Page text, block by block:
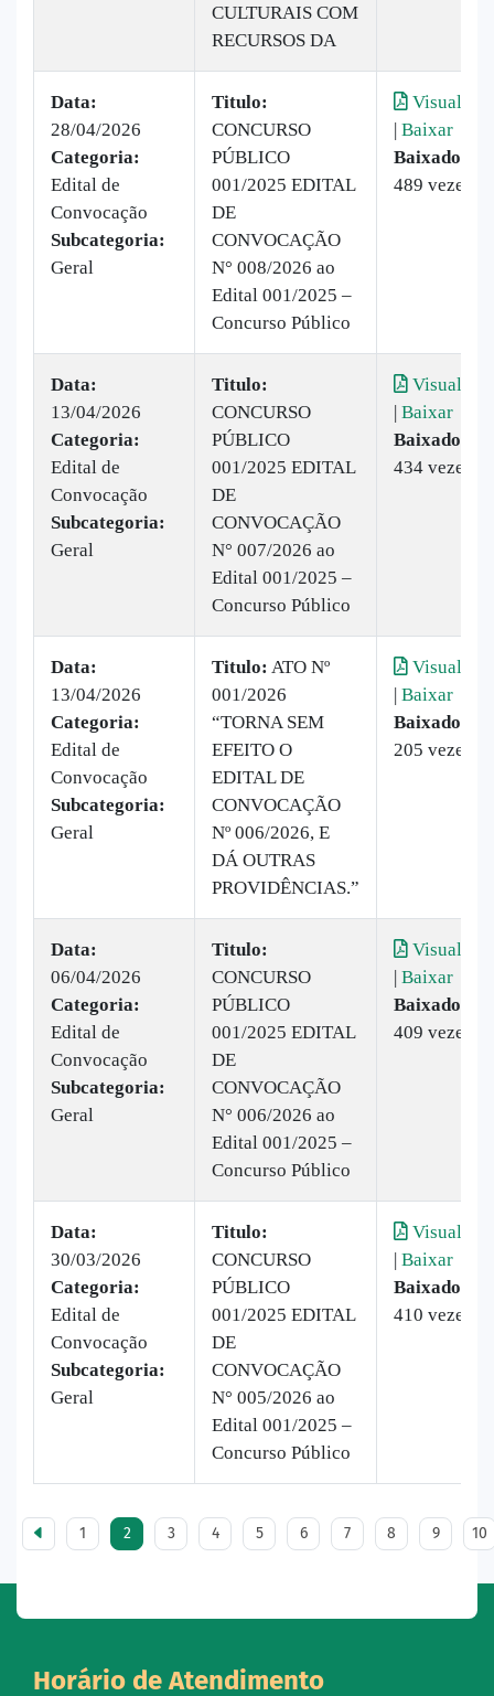
CULTURAIS COM
RECURSOS DA
Data:
28/04/2026
Categoria:
Edital de
Convocação
Subcategoria:
Geral
Titulo:
CONCURSO
PÚBLICO
001/2025 EDITAL
DE
CONVOCAÇÃO
N° 008/2026 ao
Edital 001/2025 –
Concurso Público
Visualizar
| Baixar
Baixado:
489 vezes
Data:
13/04/2026
Categoria:
Edital de
Convocação
Subcategoria:
Geral
Titulo:
CONCURSO
PÚBLICO
001/2025 EDITAL
DE
CONVOCAÇÃO
N° 007/2026 ao
Edital 001/2025 –
Concurso Público
Visualizar
| Baixar
Baixado:
434 vezes
Data:
13/04/2026
Categoria:
Edital de
Convocação
Subcategoria:
Geral
Titulo: ATO Nº
001/2026
“TORNA SEM
EFEITO O
EDITAL DE
CONVOCAÇÃO
Nº 006/2026, E
DÁ OUTRAS
PROVIDÊNCIAS.”
Visualizar
| Baixar
Baixado:
205 vezes
Data:
06/04/2026
Categoria:
Edital de
Convocação
Subcategoria:
Geral
Titulo:
CONCURSO
PÚBLICO
001/2025 EDITAL
DE
CONVOCAÇÃO
N° 006/2026 ao
Edital 001/2025 –
Concurso Público
Visualizar
| Baixar
Baixado:
409 vezes
Data:
30/03/2026
Categoria:
Edital de
Convocação
Subcategoria:
Geral
Titulo:
CONCURSO
PÚBLICO
001/2025 EDITAL
DE
CONVOCAÇÃO
N° 005/2026 ao
Edital 001/2025 –
Concurso Público
Visualizar
| Baixar
Baixado:
410 vezes
1 2 3 4 5 6 7 8 9 10
Horário de Atendimento